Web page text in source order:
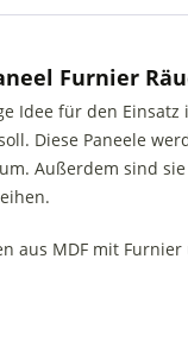
Furnier
Idee für den
Diese Paneele
Außerdem sind
aus MDF mit